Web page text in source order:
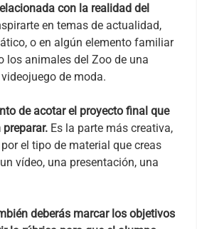
con la realidad del
en temas de actualidad,
o en algún elemento familiar
los animales del Zoo de una
de moda.
de acotar el proyecto final que
Es la parte más creativa,
el tipo de material que creas
vídeo, una presentación, una
deberás marcar los objetivos